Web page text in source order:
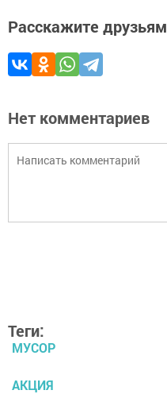
Расскажите друзьям
Нет комментариев
Теги:
МУСОР
АКЦИЯ